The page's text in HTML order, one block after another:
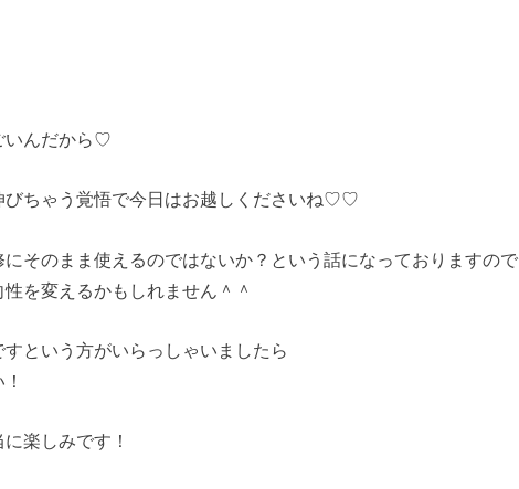
いんだから♡
びちゃう覚悟で今日はお越しくださいね♡♡
そのまま使えるのではないか？という話になっておりますので
を変えるかもしれません＾＾
という方がいらっ しゃいましたら
楽しみです！